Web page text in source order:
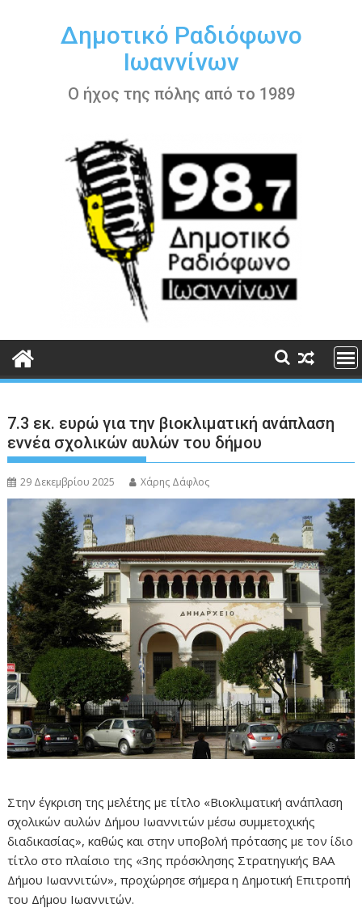
περιεχόμενοΔημοτικό Ραδιόφωνο
Ιωαννίνων
Ο ήχος της πόλης από το 1989
7.3 εκ. ευρώ για την βιοκλιματική ανάπλαση
εννέα σχολικών αυλών του δήμου
29 Δεκεμβρίου 2025 Χάρης Δάφλος
Στην έγκριση της μελέτης με τίτλο «Βιοκλιματική ανάπλαση
σχολικών αυλών Δήμου Ιωαννιτών μέσω συμμετοχικής
διαδικασίας», καθώς και στην υποβολή πρότασης με τον ίδιο
τίτλο στο πλαίσιο της «3ης πρόσκλησης Στρατηγικής ΒΑΑ
Δήμου Ιωαννιτών», προχώρησε σήμερα η Δημοτική Επιτροπή
του Δήμου Ιωαννιτών.